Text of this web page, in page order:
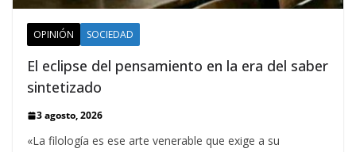
OPINIÓN SOCIEDAD
El eclipse del pensamiento en la era del saber
sintetizado
3 agosto, 2026
«La filología es ese arte venerable que exige a su